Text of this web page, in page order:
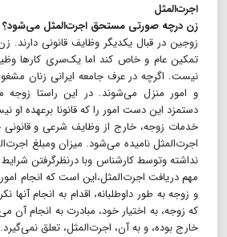
اجرت‌المثل
زن درچه صورتی مستحق اجرت‌المثل می‌شود؟
زوجین در قبال یکدیگر وظایف قانونی
تمکین عام و خاص کند اما یک‌سری کارها
نیست. اگرچه در عرف جامعه ایرانی زنان
و امور منزل می‌شوند. در این راستا زوجه
دستمزد این دست امور را که قانونا بر‌عهده او
خدمات زوجه، خارج از وظایف شرعی و قانونی
اجرت‌المثل نامیده می‌شود. میزان ومبلغ
نداشته وتوسط کارشناس وبا درنظرگرفتن
مهم دریافت اجرت‌المثل،این است که انجام
و زوجه به طور داوطلبانه، اقدام به انجام آنها
که زوجه، به اختیار خود، مبادرت به انجام آن
خارج بوده، و به آن، اجرت‌المثل، تعلق نمی‌گیرد.